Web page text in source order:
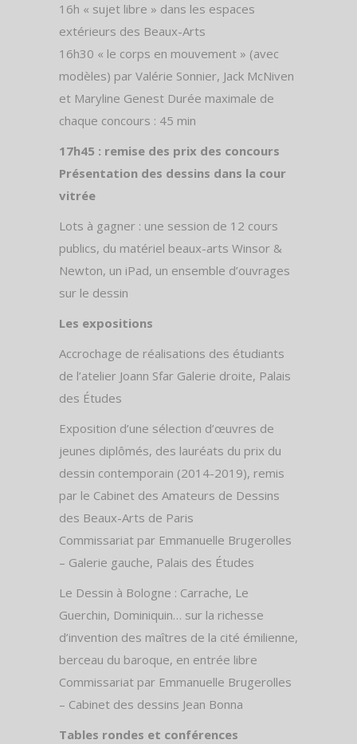
16h « sujet libre » dans les espaces
extérieurs des Beaux-Arts
16h30 « le corps en mouvement » (avec
modèles) par Valérie Sonnier, Jack McNiven
et Maryline Genest Durée maximale de
chaque concours : 45 min
17h45 : remise des prix des concours
Présentation des dessins dans la cour
vitrée
Lots à gagner : une session de 12 cours
publics, du matériel beaux-arts Winsor &
Newton, un iPad, un ensemble d’ouvrages
sur le dessin
Les expositions
Accrochage de réalisations des étudiants
de l’atelier Joann Sfar Galerie droite, Palais
des Études
Exposition d’une sélection d’œuvres de
jeunes diplômés, des lauréats du prix du
dessin contemporain (2014-2019), remis
par le Cabinet des Amateurs de Dessins
des Beaux-Arts de Paris
Commissariat par Emmanuelle Brugerolles
– Galerie gauche, Palais des Études
Le Dessin à Bologne : Carrache, Le
Guerchin, Dominiquin… sur la richesse
d’invention des maîtres de la cité émilienne,
berceau du baroque, en entrée libre
Commissariat par Emmanuelle Brugerolles
– Cabinet des dessins Jean Bonna
Tables rondes et conférences